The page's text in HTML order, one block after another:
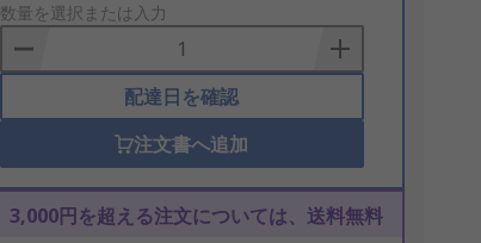
to
Basket
数量を選択または入力
配達日を確認
注文書へ追加
3,000円を超える注文については、送料無料